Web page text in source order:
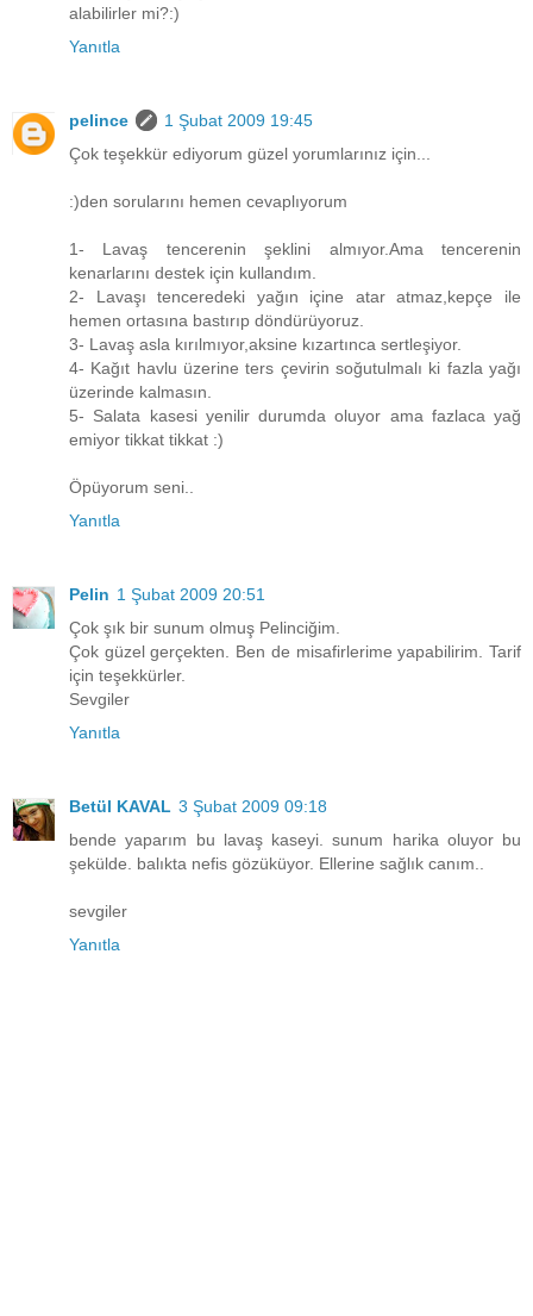
alabilirler mi?:)
Yanıtla
pelince
1 Şubat 2009 19:45
Çok teşekkür ediyorum güzel yorumlarınız için...
:)den sorularını hemen cevaplıyorum
1- Lavaş tencerenin şeklini almıyor.Ama tencerenin
kenarlarını destek için kullandım.
2- Lavaşı tenceredeki yağın içine atar atmaz,kepçe ile
hemen ortasına bastırıp döndürüyoruz.
3- Lavaş asla kırılmıyor,aksine kızartınca sertleşiyor.
4- Kağıt havlu üzerine ters çevirin soğutulmalı ki fazla yağı
üzerinde kalmasın.
5- Salata kasesi yenilir durumda oluyor ama fazlaca yağ
emiyor tikkat tikkat :)
Öpüyorum seni..
Yanıtla
Pelin 1 Şubat 2009 20:51
Çok şık bir sunum olmuş Pelinciğim.
Çok güzel gerçekten. Ben de misafirlerime yapabilirim. Tarif
için teşekkürler.
Sevgiler
Yanıtla
Betül KAVAL 3 Şubat 2009 09:18
bende yaparım bu lavaş kaseyi. sunum harika oluyor bu
şekülde. balıkta nefis gözüküyor. Ellerine sağlık canım..
sevgiler
Yanıtla